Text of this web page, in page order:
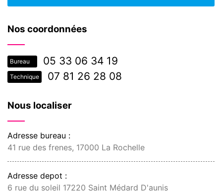
Nos coordonnées
Bureau 05 33 06 34 19
Technique 07 81 26 28 08
Nous localiser
Adresse bureau :
41 rue des frenes, 17000 La Rochelle
Adresse depot :
6 rue du soleil 17220 Saint Médard D'aunis